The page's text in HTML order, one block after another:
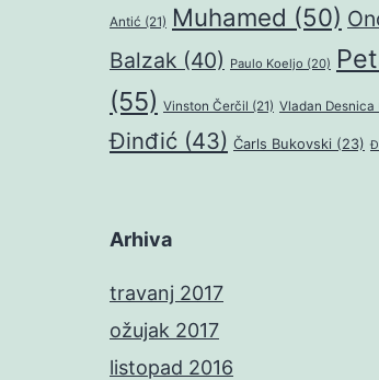
Antić (21) Muhamed (50)
Balzak (40) Paulo Koeljo (20)
(55) Vinston Čerčil (21) Vladan Desnica
Đinđić (43) Čarls Bukovski (23)
Arhiva
travanj 2017
ožujak 2017
listopad 2016